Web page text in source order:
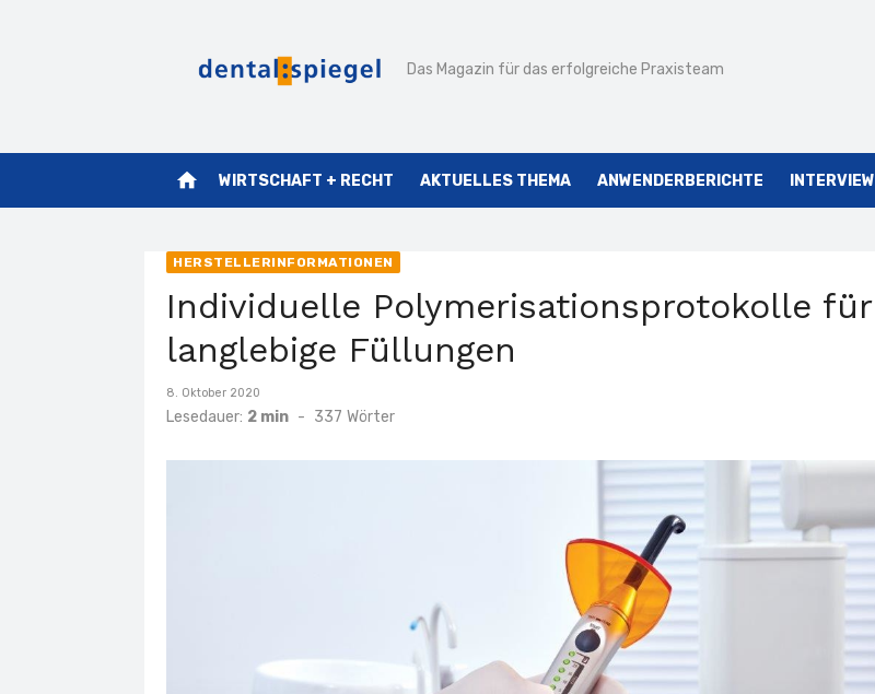
Das Magazin für das erfolgreiche Praxisteam
home WIRTSCHAFT + RECHT AKTUELLES THEMA ANWENDERBERICHTE INTERVIEW
HERSTELLERINFORMATIONEN
Individuelle Polymerisationsprotokolle für
langlebige Füllungen
Veröffentlicht
am
8. Oktober 2020
Lesedauer: 2 min - 337 Wörter